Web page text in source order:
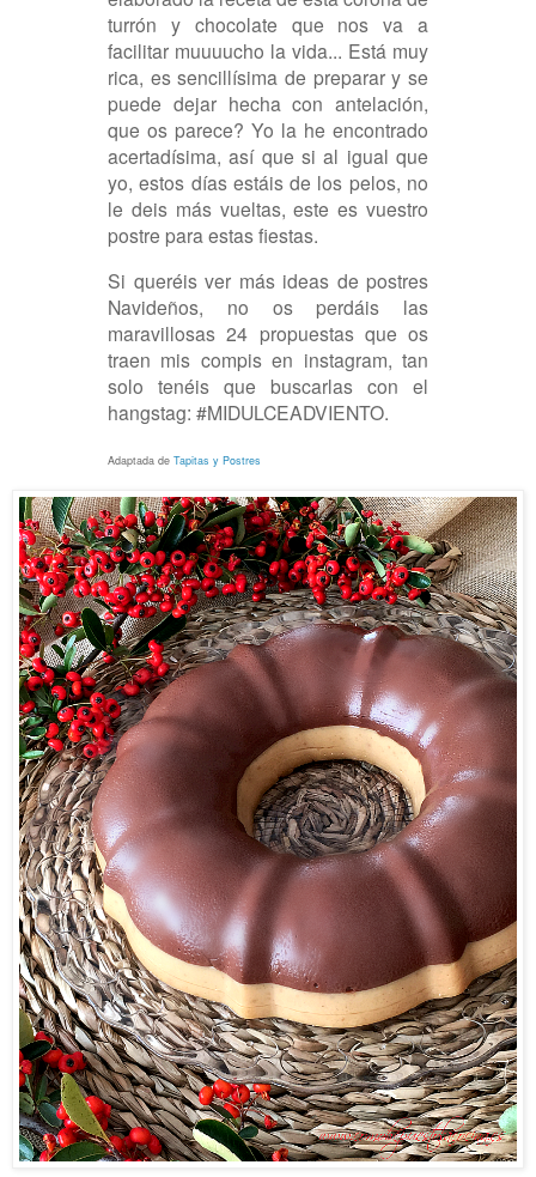
turrón y chocolate que nos va a
facilitar muuuucho la vida... Está muy
rica, es sencillísima de preparar y se
puede dejar hecha con antelación,
que os parece? Yo la he encontrado
acertadísima, así que si al igual que
yo, estos días estáis de los pelos, no
le deis más vueltas, este es vuestro
postre para estas fiestas.
Si queréis ver más ideas de postres
Navideños, no os perdáis las
maravillosas 24 propuestas que os
traen mis compis en instagram, tan
solo tenéis que buscarlas con el
hangstag: #MIDULCEADVIENTO.
Adaptada de Tapitas y Postres